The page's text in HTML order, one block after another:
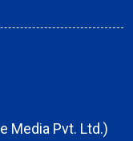
Media Pvt. Ltd.)